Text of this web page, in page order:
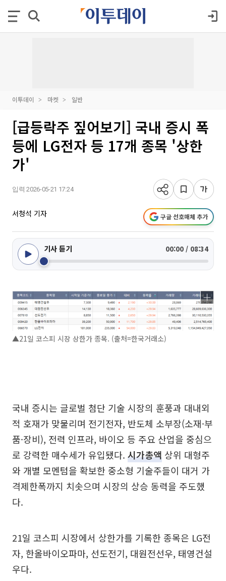
이투데이 마켓 일반
[급등락주 짚어보기] 국내 증시 폭
등에 LG전자 등 17개 종목 '상한
가'
입력 2026-05-21 17:24
서청석 기자 구글 선호매체 추가
기사 듣기 00:00 / 08:34
▲21일 코스피 시장 상한가 종목. (출처=한국거래소)
국내 증시는 글로벌 첨단 기술 시장의 훈풍과 대내외
적 호재가 맞물리며 전기전자, 반도체 소부장(소재·부
품·장비), 전력 인프라, 바이오 등 주요 산업을 중심으
로 강력한 매수세가 유입됐다. 시가총액 상위 대형주
와 개별 모멘텀을 확보한 중소형 기술주들이 대거 가
격제한폭까지 치솟으며 시장의 상승 동력을 주도했
다.
21일 코스피 시장에서 상한가를 기록한 종목은 LG전
자, 한올바이오파마, 선도전기, 대원전선우, 태영건설
우다.